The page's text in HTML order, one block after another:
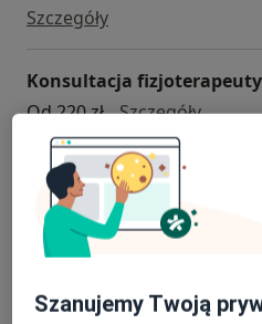
Szczegółydobór
Konsultacja
Od 220 zł
Szczegóły
Konsultacja
Szczegóły
konsultacja
+ 5 usług
Szanujemy Twoją